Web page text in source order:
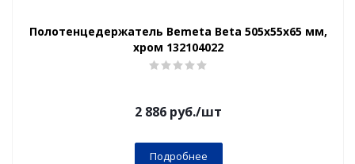
Полотенцедержатель Bemeta Beta 505x55x65 мм,
хром 132104022
2 886 руб./шт
Подробнее